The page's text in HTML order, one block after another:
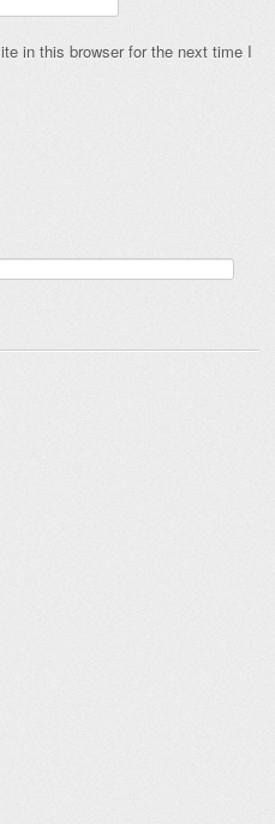
in this browser for the next time I